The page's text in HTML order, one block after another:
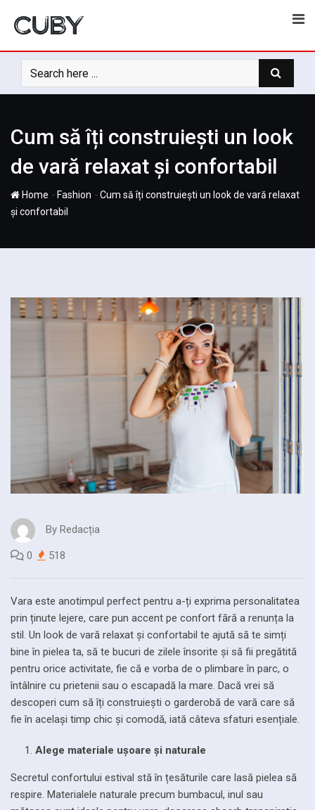
Cum să îți construiești un look
de vară relaxat și confortabil
Home - Fashion -Cum să îți construiești un look de vară relaxat
și confortabil
By Redacția
0 518
Vara este anotimpul perfect pentru a-ți exprima personalitatea
prin ținute lejere, care pun accent pe confort fără a renunța la
stil. Un look de vară relaxat și confortabil te ajută să te simți
bine în pielea ta, să te bucuri de zilele însorite și să fii pregătită
pentru orice activitate, fie că e vorba de o plimbare în parc, o
întâlnire cu prietenii sau o escapadă la mare. Dacă vrei să
descoperi cum să îți construiești o garderobă de vară care să
fie în același timp chic și comodă, iată câteva sfaturi esențiale.
Alege materiale ușoare și naturale
Secretul confortului estival stă în țesăturile care lasă pielea să
respire. Materialele naturale precum bumbacul, inul sau